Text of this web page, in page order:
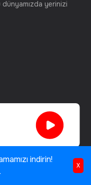
indirin!
.
X
yerinizi